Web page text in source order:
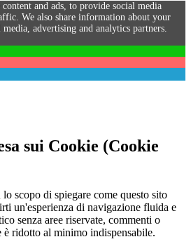
content and ads, to provide social media
We also share information about your
advertising and analytics partners.
sui Cookie (Cookie
scopo di spiegare come questo sito
un'esperienza di navigazione fluida e
senza aree riservate, commenti o
ridotto al minimo indispensabile.